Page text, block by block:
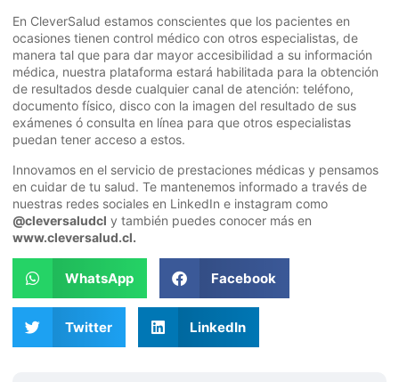
En CleverSalud estamos conscientes que los pacientes en
ocasiones tienen control médico con otros especialistas, de
manera tal que para dar mayor accesibilidad a su información
médica, nuestra plataforma estará habilitada para la obtención
de resultados desde cualquier canal de atención: teléfono,
documento físico, disco con la imagen del resultado de sus
exámenes ó consulta en línea para que otros especialistas
puedan tener acceso a estos.
Innovamos en el servicio de prestaciones médicas y pensamos
en cuidar de tu salud. Te mantenemos informado a través de
nuestras redes sociales en LinkedIn e instagram como
@cleversaludcl y también puedes conocer más en
www.cleversalud.cl.
WhatsApp Facebook
Twitter LinkedIn